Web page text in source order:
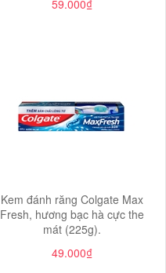
59.000₫
Kem đánh răng Colgate Max
Fresh, hương bạc hà cực the
mát (225g).
49.000₫